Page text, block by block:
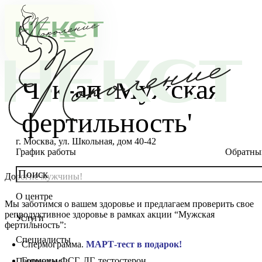
г. Москва, ул. Школьная, дом 40-42
График работы
О центре
О клинике
Новости
Благотворительность
Услуги
Консультации специалистов
Стоимость ЭКО
Специалисты
Главный врач
Чек-ап 'Мужская
фертильность'
Дорогие мужчины!
Мы заботимся о вашем здоровье и предлагаем проверить свое
репродуктивное здоровье в рамках акции “Мужская
фертильность”:
Спермограмма. МАРТ-тест в подарок!